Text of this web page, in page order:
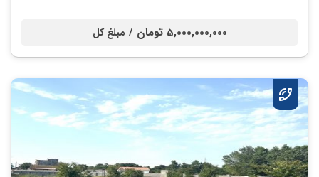
5,000,000,000 تومان / مبلغ کل